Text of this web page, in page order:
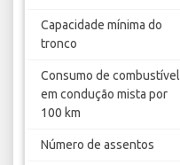
Capacidade mínima do
tronco
Consumo de combustível
em condução mista por
100 km
Número de assentos